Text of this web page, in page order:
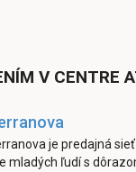
V CENTRE
je predajná
mladých ľudí s